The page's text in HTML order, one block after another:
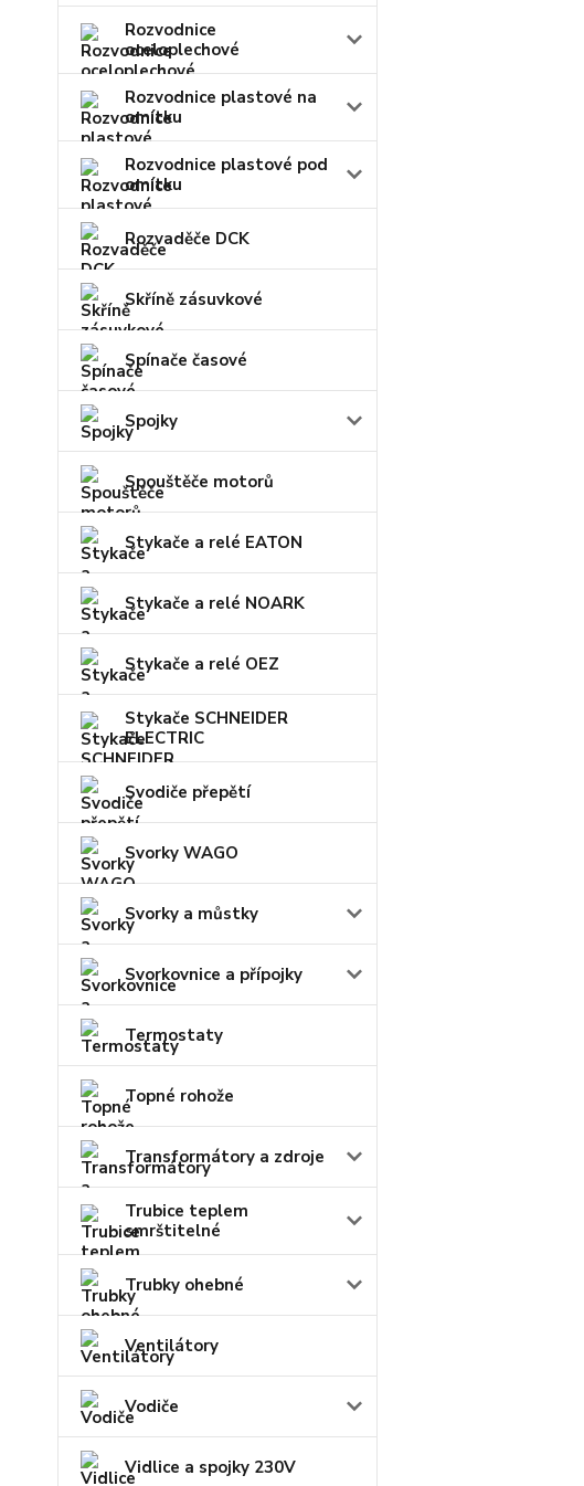
Rozvodnice
oceloplechové
Rozvodnice plastové na
omítku
Rozvodnice plastové pod
omítku
Rozvaděče DCK
Skříně zásuvkové
Spínače časové
Spojky
Spouštěče motorů
Stykače a relé EATON
Stykače a relé NOARK
Stykače a relé OEZ
Stykače SCHNEIDER
ELECTRIC
Svodiče přepětí
Svorky WAGO
Svorky a můstky
Svorkovnice a přípojky
Termostaty
Topné rohože
Transformátory a zdroje
Trubice teplem
smrštitelné
Trubky ohebné
Ventilátory
Vodiče
Vidlice a spojky 230V